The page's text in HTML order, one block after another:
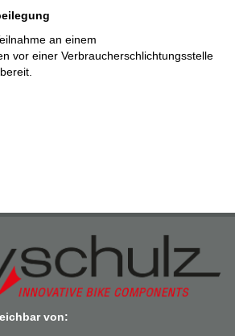
an einem
vor einer Verbraucherschlichtungsstelle
von: